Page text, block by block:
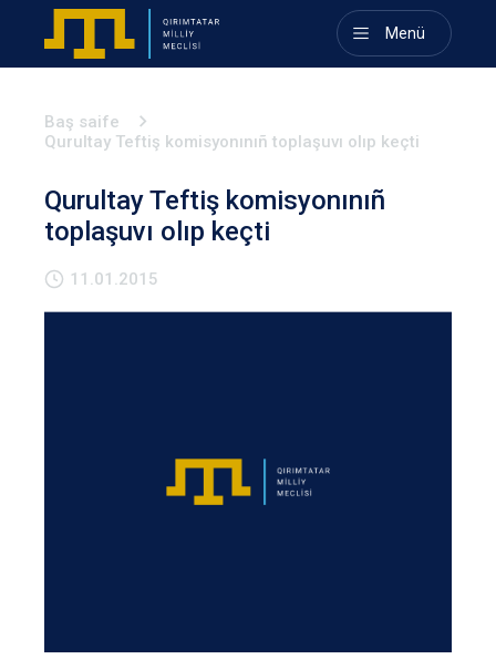
Menü
Baş saife
Qurultay Teftiş komisyonınıñ toplaşuvı olıp keçti
Qurultay Teftiş komisyonınıñ
toplaşuvı olıp keçti
11.01.2015